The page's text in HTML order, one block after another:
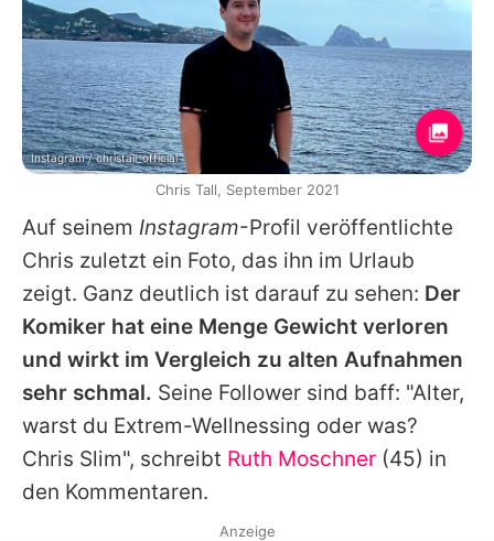
Auf seinem Instagram-Profil veröffentlichte
Chris zuletzt ein Foto, das ihn im Urlaub
zeigt. Ganz deutlich ist darauf zu sehen: Der
Komiker hat eine Menge Gewicht verloren
und wirkt im Vergleich zu alten Aufnahmen
sehr schmal. Seine Follower sind baff: "Alter,
warst du Extrem-Wellnessing oder was?
Chris Slim", schreibt Ruth Moschner (45) in
den Kommentaren.
Instagram / christall_official
Chris Tall, September 2021
Anzeige